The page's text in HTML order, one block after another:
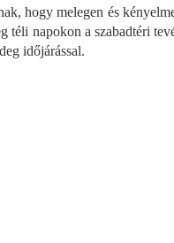
y
í
hogy melegen és
téli napokon a szabadtéri
időjárással.